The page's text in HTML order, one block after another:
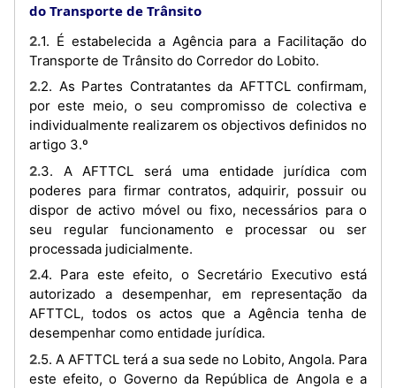
do Transporte de Trânsito
2.1. É estabelecida a Agência para a Facilitação do
Transporte de Trânsito do Corredor do Lobito.
2.2. As Partes Contratantes da AFTTCL confirmam,
por este meio, o seu compromisso de colectiva e
individualmente realizarem os objectivos definidos no
artigo 3.º
2.3. A AFTTCL será uma entidade jurídica com
poderes para firmar contratos, adquirir, possuir ou
dispor de activo móvel ou fixo, necessários para o
seu regular funcionamento e processar ou ser
processada judicialmente.
2.4. Para este efeito, o Secretário Executivo está
autorizado a desempenhar, em representação da
AFTTCL, todos os actos que a Agência tenha de
desempenhar como entidade jurídica.
2.5. A AFTTCL terá a sua sede no Lobito, Angola. Para
este efeito, o Governo da República de Angola e a